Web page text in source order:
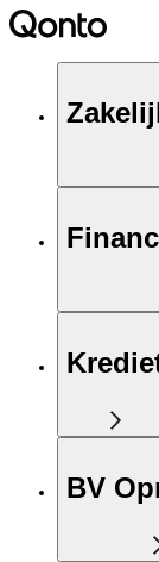
BV